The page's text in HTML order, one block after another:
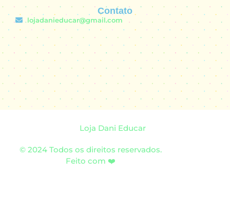
Contato
lojadanieducar@gmail.com
Loja Dani Educar
© 2024 Todos os direitos reservados.
Feito com ❤️